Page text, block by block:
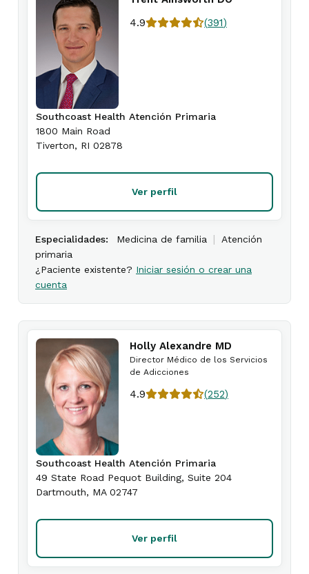
4.9
(391)
Southcoast Health Atención Primaria
1800 Main Road
Tiverton, RI 02878
Ver perfil
Especialidades: Medicina de familia |
Atención
primaria
¿Paciente existente? Iniciar sesión o crear una
cuenta
Holly Alexandre MD
Director Médico de los Servicios
de Adicciones
4.9 (252)
Southcoast Health Atención Primaria
49 State Road Pequot Building, Suite 204
Dartmouth, MA 02747
Ver perfil